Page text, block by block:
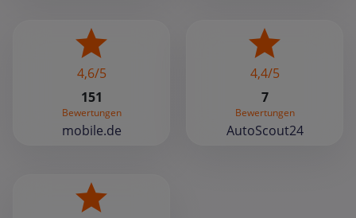
4,6/5
151
Bewertungen
mobile.de
4,4/5
7
Bewertungen
AutoScout24